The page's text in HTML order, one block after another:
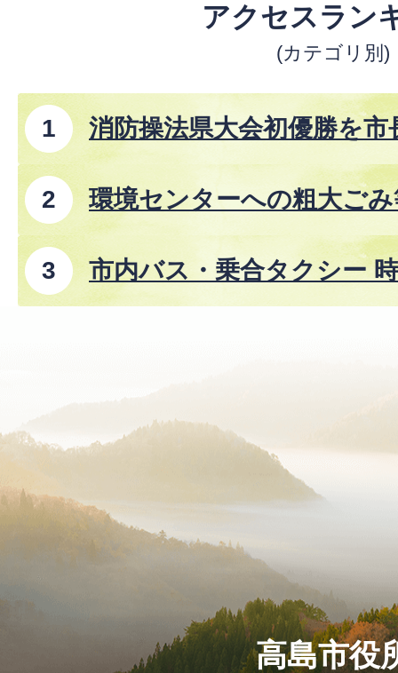
アクセスラン
(カテゴリ別)
消防操法県大会初優勝を市
環境センターへの粗大ご
市内バス・乗合タクシー
8年8月1日改正)
高島市役